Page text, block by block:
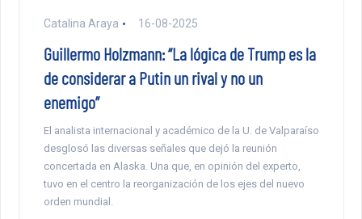
Catalina Araya 16-08-2025
Guillermo Holzmann: “La lógica de Trump es la
de considerar a Putin un rival y no un
enemigo”
El analista internacional y académico de la U. de Valparaíso
desglosó las diversas señales que dejó la reunión
concertada en Alaska. Una que, en opinión del experto,
tuvo en el centro la reorganización de los ejes del nuevo
orden mundial.